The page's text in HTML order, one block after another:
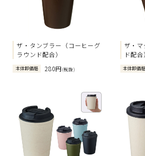
ザ・タンブラー（コーヒーグ
ラウンド配合）
本体卸価格 280円(税抜)
ザ・
ド配合
本体卸価格